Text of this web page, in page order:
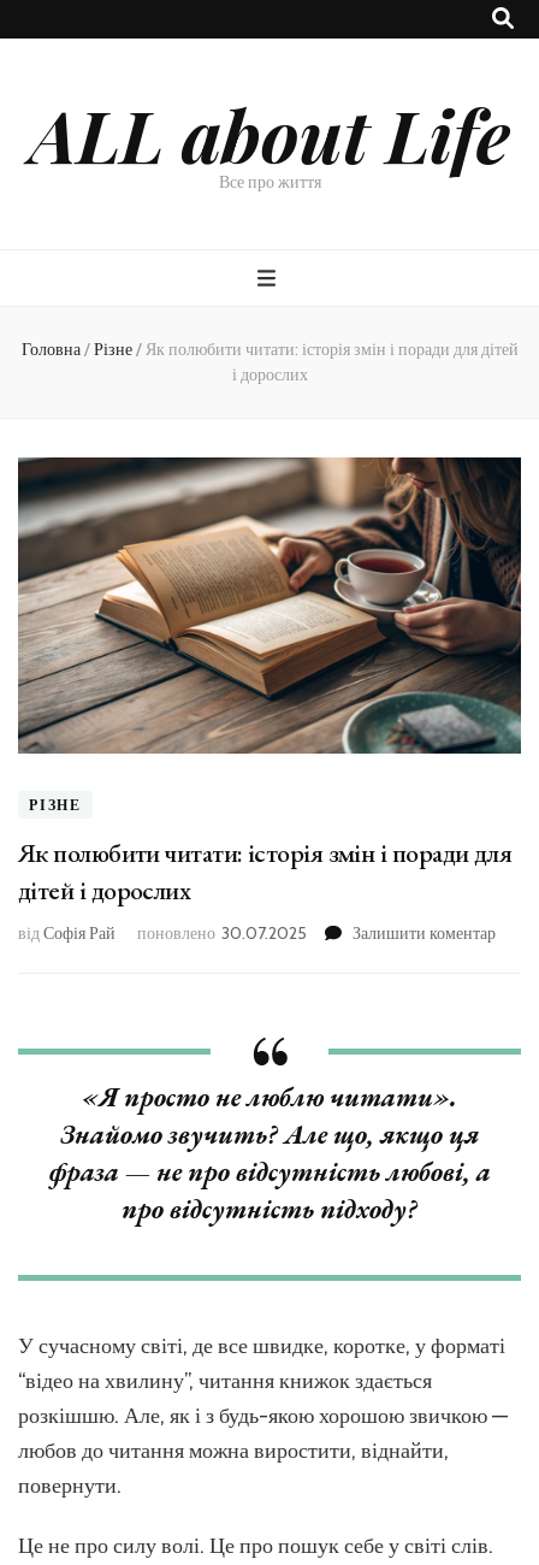
ALL about Life
Все про життя
Головна/Різне/Як полюбити читати: історія змін і поради для дітей
і дорослих
РІЗНЕ
Як полюбити читати: історія змін і поради для
дітей і дорослих
відСофія Рай поновлено 30.07.2025 Залишити коментардо
змін
«Я просто не люблю читати».
Знайомо звучить? Але що, якщо ця
фраза — не про відсутність любові, а
про відсутність підходу?
У сучасному світі, де все швидке, коротке, у форматі
“відео на хвилину”, читання книжок здається
розкішшю. Але, як і з будь-якою хорошою звичкою —
любов до читання можна виростити, віднайти,
повернути.
Це не про силу волі. Це про пошук себе у світі слів.